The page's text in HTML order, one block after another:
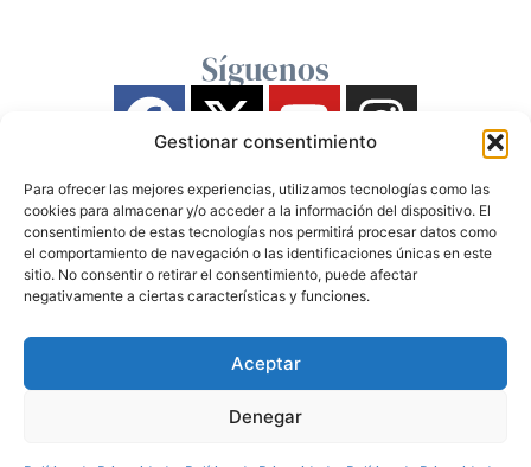
Gestionar consentimiento
Para ofrecer las mejores experiencias, utilizamos tecnologías como las
cookies para almacenar y/o acceder a la información del dispositivo. El
consentimiento de estas tecnologías nos permitirá procesar datos como
el comportamiento de navegación o las identificaciones únicas en este
sitio. No consentir o retirar el consentimiento, puede afectar
negativamente a ciertas características y funciones.
Aceptar
Denegar
Síguenos